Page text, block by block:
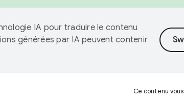
IA pour traduire le contenu
générées par IA peuvent contenir
Ce contenu